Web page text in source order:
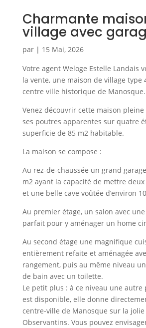
Charmante
village avec
par | 15 Mai, 2026
Votre agent Weloge Estelle Landais
la vente, une maison de village type
centre ville historique de Manosque.
Venez découvrir cette maison pleine
ses poutres apparentes sur quatre
superficie de 85 m2 habitable.
La maison se compose :
Au rez-de-chaussée un grand
m2 ayant la capacité de mettre
et une belle cave voûtée d’environ
Au premier étage, un salon avec
parfait pour y aménager un home
Au second étage une magnifique
entièrement refaite et aménagée
rangement, puis au même niveau
de bain avec un toilette.
Le petit plus : à ce niveau une autre
est disponible, elle donne
centre-ville de Manosque sur la jolie
Observantins. Vous pouvez